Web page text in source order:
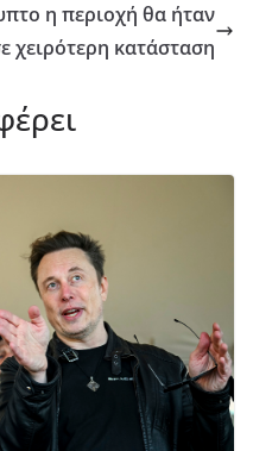
η περιοχή θα ήταν
χειρότερη κατάσταση